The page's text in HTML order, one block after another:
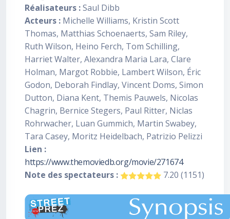
Réalisateurs :Saul Dibb
Acteurs : Michelle Williams, Kristin Scott
Thomas, Matthias Schoenaerts, Sam Riley,
Ruth Wilson, Heino Ferch, Tom Schilling,
Harriet Walter, Alexandra Maria Lara, Clare
Holman, Margot Robbie, Lambert Wilson, Éric
Godon, Deborah Findlay, Vincent Doms, Simon
Dutton, Diana Kent, Themis Pauwels, Nicolas
Chagrin, Bernice Stegers, Paul Ritter, Niclas
Rohrwacher, Luan Gummich, Martin Swabey,
Tara Casey, Moritz Heidelbach, Patrizio Pelizzi
Lien :
https://www.themoviedb.org/movie/271674
Note des spectateurs :
7.20 (1151)